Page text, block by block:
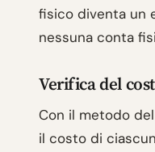
fisico diventa un
nessuna conta
Verifica del
Con il metodo
il costo di